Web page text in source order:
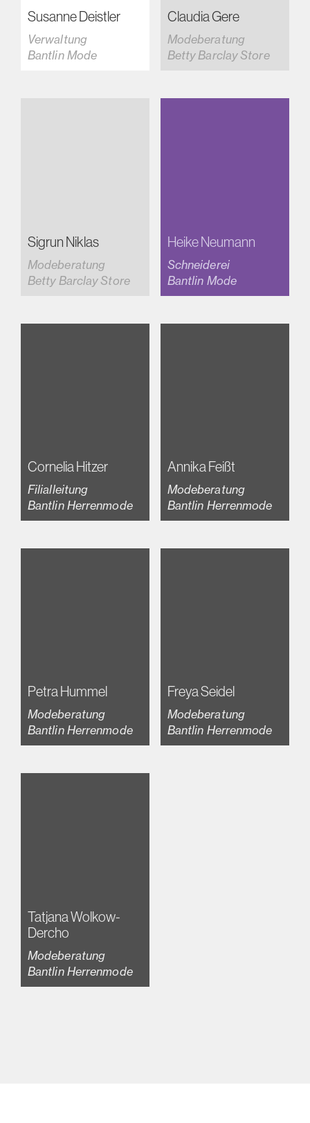
Susanne Deistler
Verwaltung
Bantlin Mode
Claudia Gere
Modeberatung
Betty Barclay Store
Sigrun Niklas
Modeberatung
Betty Barclay Store
Heike Neumann
Schneiderei
Bantlin Mode
Cornelia Hitzer
Filialleitung
Bantlin Herrenmode
Annika Feißt
Modeberatung
Bantlin Herrenmode
Petra Hummel
Modeberatung
Bantlin Herrenmode
Freya Seidel
Modeberatung
Bantlin Herrenmode
Tatjana Wolkow-
Dercho
Modeberatung
Bantlin Herrenmode